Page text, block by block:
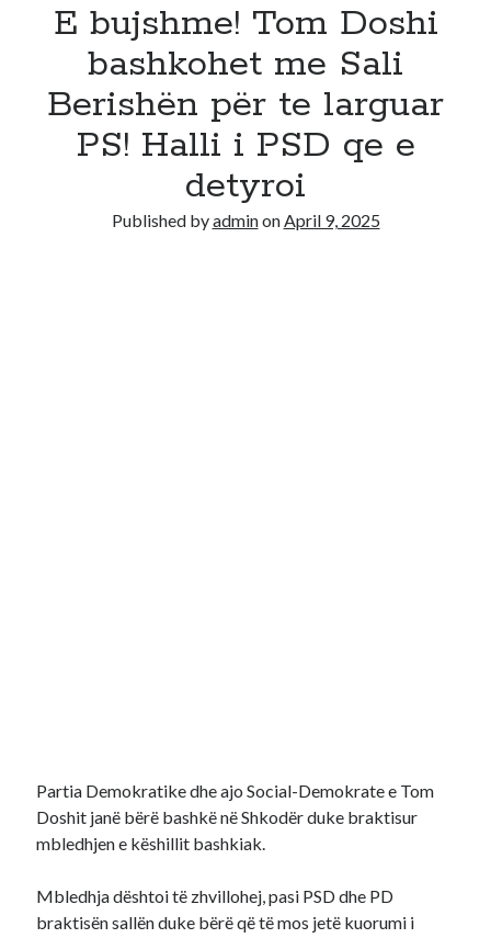
E bujshme! Tom Doshi
bashkohet me Sali
Berishën për te larguar
PS! Halli i PSD qe e
detyroi
Published byadminonApril 9, 2025
Partia Demokratike dhe ajo Social-Demokrate e Tom
Doshit janë bërë bashkë në Shkodër duke braktisur
mbledhjen e këshillit bashkiak.
Mbledhja dështoi të zhvillohej, pasi PSD dhe PD
braktisën sallën duke bërë që të mos jetë kuorumi i